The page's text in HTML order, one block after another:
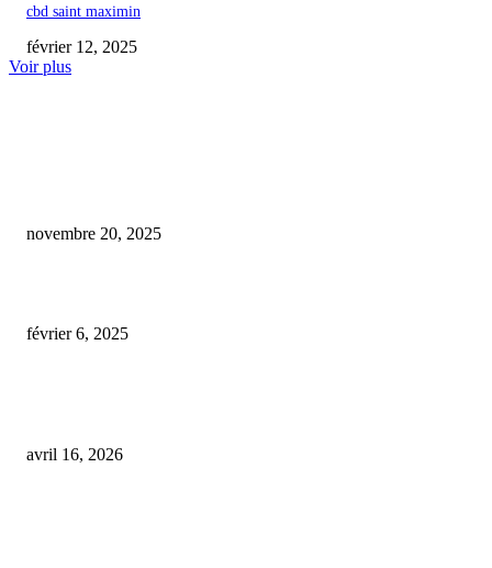
cbd saint maximin
février 12, 2025
Voir plus
novembre 20, 2025
février 6, 2025
avril 16, 2026